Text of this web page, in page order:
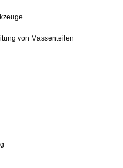
von Massenteilen